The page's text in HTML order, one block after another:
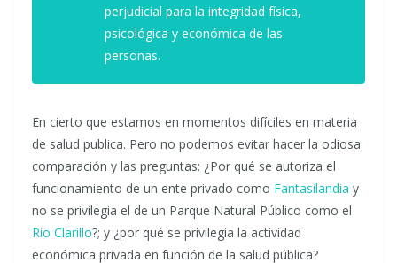
perjudicial para la integridad física,
psicológica y económica de las
personas.
En cierto que estamos en momentos difíciles en materia
de salud publica. Pero no podemos evitar hacer la odiosa
comparación y las preguntas: ¿Por qué se autoriza el
funcionamiento de un ente privado como Fantasilandia y
no se privilegia el de un Parque Natural Público como el
Rio Clarillo?; y ¿por qué se privilegia la actividad
económica privada en función de la salud pública?